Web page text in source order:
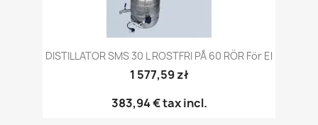
DISTILLATOR SMS 30 L ROSTFRI PÅ 60 RÖR För El
1 577,59 zł
383,94 €tax incl.